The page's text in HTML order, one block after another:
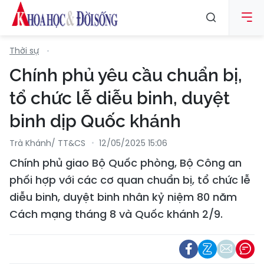
Thời sự
Chính phủ yêu cầu chuẩn bị,
tổ chức lễ diễu binh, duyệt
binh dịp Quốc khánh
Trà Khánh/ TT&CS 12/05/2025 15:06
Chính phủ giao Bộ Quốc phòng, Bộ Công an
phối hợp với các cơ quan chuẩn bị, tổ chức lễ
diễu binh, duyệt binh nhân kỷ niệm 80 năm
Cách mạng tháng 8 và Quốc khánh 2/9.